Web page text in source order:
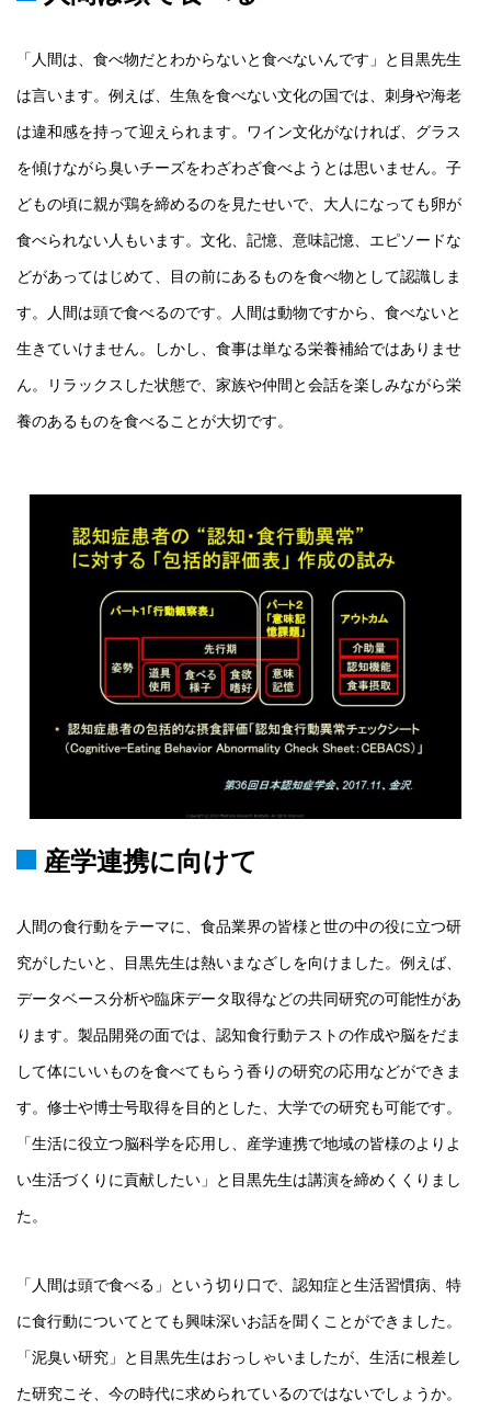
「人間は、食べ物だとわからないと食べないんです」と目黒先生
は言います。例えば、生魚を食べない文化の国では、刺身や海老
は違和感を持って迎えられます。ワイン文化がなければ、グラス
を傾けながら臭いチーズをわざわざ食べようとは思いません。子
どもの頃に親が鶏を締めるのを見たせいで、大人になっても卵が
食べられない人もいます。文化、記憶、意味記憶、エピソードな
どがあってはじめて、目の前にあるものを食べ物として認識しま
す。人間は頭で食べるのです。人間は動物ですから、食べないと
生きていけません。しかし、食事は単なる栄養補給ではありませ
ん。リラックスした状態で、家族や仲間と会話を楽しみながら栄
養のあるものを食べることが大切です。
産学連携に向けて
人間の食行動をテーマに、食品業界の皆様と世の中の役に立つ研
究がしたいと、目黒先生は熱いまなざしを向けました。例えば、
データベース分析や臨床データ取得などの共同研究の可能性があ
ります。製品開発の面では、認知食行動テストの作成や脳をだま
して体にいいものを食べてもらう香りの研究の応用などができま
す。修士や博士号取得を目的とした、大学での研究も可能です。
「生活に役立つ脳科学を応用し、産学連携で地域の皆様のよりよ
い生活づくりに貢献したい」と目黒先生は講演を締めくくりまし
た。
「人間は頭で食べる」という切り口で、認知症と生活習慣病、特
に食行動についてとても興味深いお話を聞くことができました。
「泥臭い研究」と目黒先生はおっしゃいましたが、生活に根差し
た研究こそ、今の時代に求められているのではないでしょうか。